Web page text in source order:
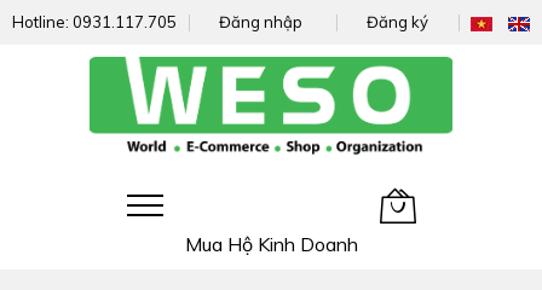
Hotline: 0931.117.705 Đăng nhập Đăng ký
Mua Hộ Kinh Doanh